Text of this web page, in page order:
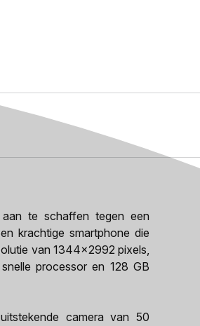
te schaffen tegen een
krachtige smartphone die
van 1344x2992 pixels,
processor en 128 GB
camera van 50